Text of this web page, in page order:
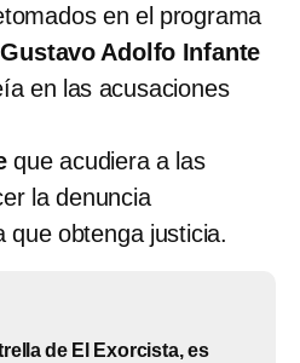
en el programa
Gustavo Adolfo Infante
en las acusaciones
que acudiera a las
la denuncia
que obtenga justicia.
de El Exorcista, es